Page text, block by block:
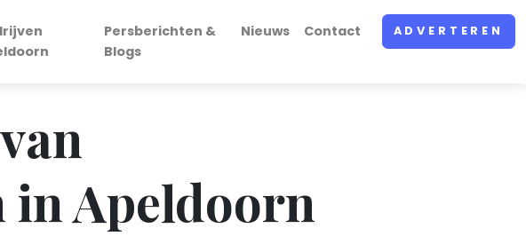
Persberichten &
Blogs
Nieuws Contact ADVERTEREN
in Apeldoorn